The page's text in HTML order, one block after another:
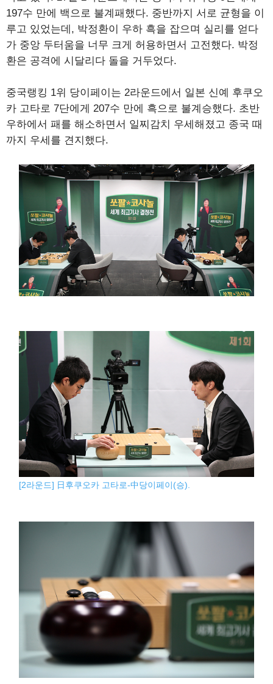
197수 만에 백으로 불계패했다. 중반까지 서로 균형을 이
루고 있었는데, 박정환이 우하 흑을 잡으며 실리를 얻다
가 중앙 두터움을 너무 크게 허용하면서 고전했다. 박정
환은 공격에 시달리다 돌을 거두었다.
중국랭킹 1위 당이페이는 2라운드에서 일본 신예 후쿠오
카 고타로 7단에게 207수 만에 흑으로 불계승했다. 초반
우하에서 패를 해소하면서 일찌감치 우세해졌고 종국 때
까지 우세를 견지했다.
[2라운드] 日후쿠오카 고타로-中당이페이(승).